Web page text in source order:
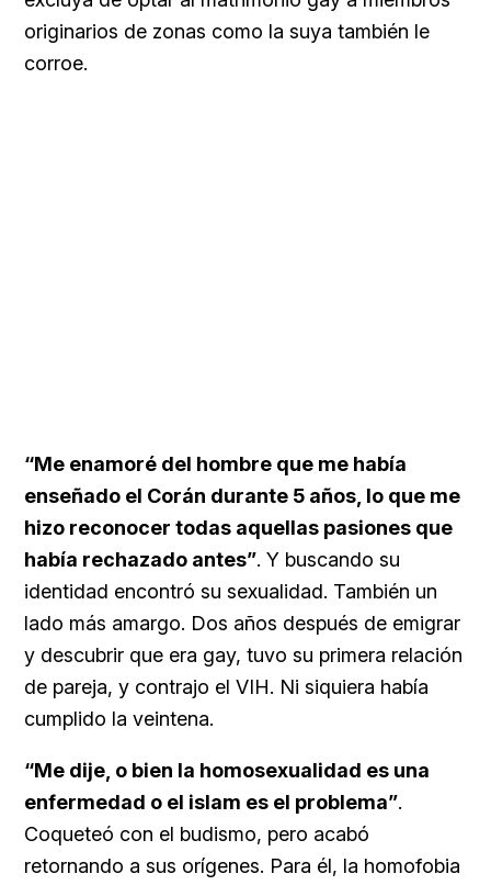
originarios de zonas como la suya también le
corroe.
“Me enamoré del hombre que me había
enseñado el Corán durante 5 años, lo que me
hizo reconocer todas aquellas pasiones que
había rechazado antes”. Y buscando su
identidad encontró su sexualidad. También un
lado más amargo. Dos años después de emigrar
y descubrir que era gay, tuvo su primera relación
de pareja, y contrajo el VIH. Ni siquiera había
cumplido la veintena.
“Me dije, o bien la homosexualidad es una
enfermedad o el islam es el problema”.
Coqueteó con el budismo, pero acabó
retornando a sus orígenes. Para él, la homofobia